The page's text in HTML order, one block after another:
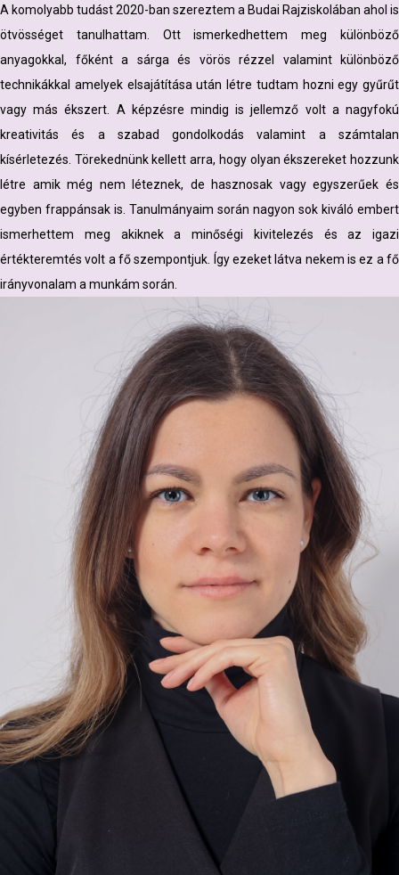
A komolyabb tudást 2020-ban szereztem a Budai Rajziskolában ahol is
ötvösséget tanulhattam. Ott ismerkedhettem meg különböző
anyagokkal, főként a sárga és vörös rézzel valamint különböző
technikákkal amelyek elsajátítása után létre tudtam hozni egy gyűrűt
vagy más ékszert. A képzésre mindig is jellemző volt a nagyfokú
kreativitás és a szabad gondolkodás valamint a számtalan
kísérletezés. Törekednünk kellett arra, hogy olyan ékszereket hozzunk
létre amik még nem léteznek, de hasznosak vagy egyszerűek és
egyben frappánsak is. Tanulmányaim során nagyon sok kiváló embert
ismerhettem meg akiknek a minőségi kivitelezés és az igazi
értékteremtés volt a fő szempontjuk. Így ezeket látva nekem is ez a fő
irányvonalam a munkám során.